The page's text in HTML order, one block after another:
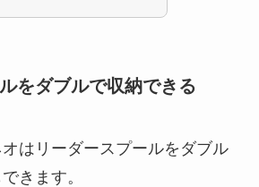
をダブルで収納できる
はリーダースプールをダブル
きます。